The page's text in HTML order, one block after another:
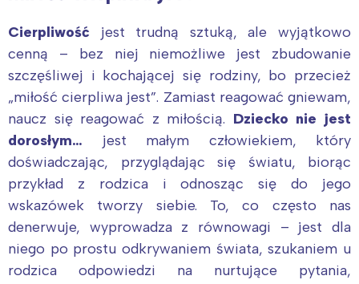
Cierpliwość jest trudną sztuką, ale wyjątkowo
cenną – bez niej niemożliwe jest zbudowanie
szczęśliwej i kochającej się rodziny, bo przecież
„miłość cierpliwa jest”. Zamiast reagować gniewam,
naucz się reagować z miłością. Dziecko nie jest
dorosłym… jest małym człowiekiem, który
doświadczając, przyglądając się światu, biorąc
przykład z rodzica i odnosząc się do jego
wskazówek tworzy siebie. To, co często nas
denerwuje, wyprowadza z równowagi – jest dla
niego po prostu odkrywaniem świata, szukaniem u
rodzica odpowiedzi na nurtujące pytania,